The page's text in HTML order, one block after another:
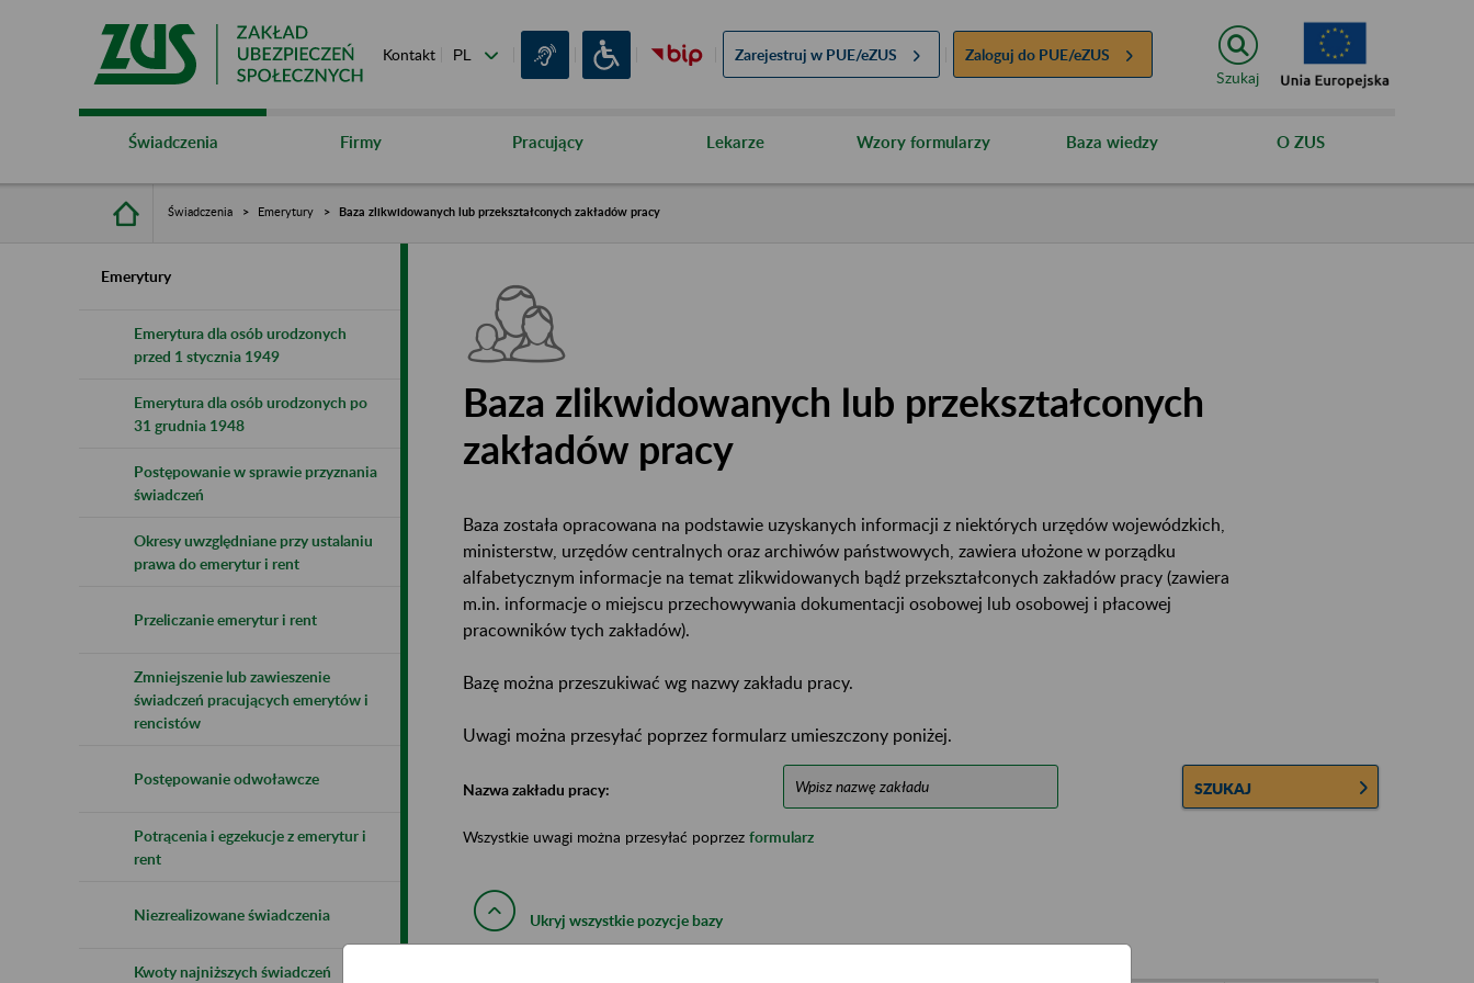
Kontakt Zarejestruj w PUE/eZUS Zaloguj do PUE/eZUS
Szukaj
Świadczenia Firmy Pracujący Lekarze Wzory formularzy Baza wiedzy O ZUS
Świadczenia Emerytury Baza zlikwidowanych lub przekształconych zakładów pracy
Emerytury
Emerytura dla osób urodzonych
przed 1 stycznia 1949
Emerytura dla osób urodzonych po
31 grudnia 1948
Postępowanie w sprawie przyznania
świadczeń
Okresy uwzględniane przy ustalaniu
prawa do emerytur i rent
Przeliczanie emerytur i rent
Zmniejszenie lub zawieszenie
świadczeń pracujących emerytów i
rencistów
Postępowanie odwoławcze
Potrącenia i egzekucje z emerytur i
rent
Niezrealizowane świadczenia
Kwoty najniższych świadczeń
Baza zlikwidowanych lub przekształconych
zakładów pracy
Baza została opracowana na podstawie uzyskanych informacji z niektórych urzędów wojewódzkich,
ministerstw, urzędów centralnych oraz archiwów państwowych, zawiera ułożone w porządku
alfabetycznym informacje na temat zlikwidowanych bądź przekształconych zakładów pracy (zawiera
m.in. informacje o miejscu przechowywania dokumentacji osobowej lub osobowej i płacowej
pracowników tych zakładów).
Bazę można przeszukiwać wg nazwy zakładu pracy.
Uwagi można przesyłać poprzez formularz umieszczony poniżej.
Nazwa zakładu pracy: SZUKAJ
Wszystkie uwagi można przesyłać poprzez formularz
Ukryj wszystkie pozycje bazy